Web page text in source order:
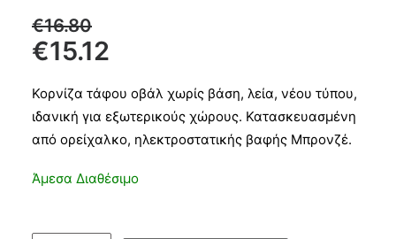
€16.80
€15.12
Κορνίζα τάφου οβάλ χωρίς βάση, λεία, νέου τύπου,
ιδανική για εξωτερικούς χώρους. Κατασκευασμένη
από ορείχαλκο, ηλεκτροστατικής βαφής Μπρονζέ.
Άμεσα Διαθέσιμο